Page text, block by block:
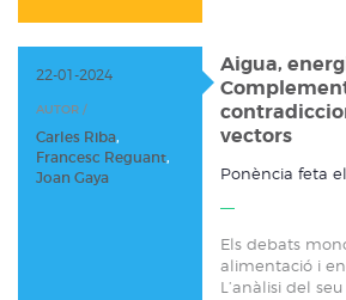
22-01-2024
AUTOR /
Carles Riba,
Francesc Reguant,
Joan Gaya
Aigua,
vectors
Ponència feta
Els debats
alimentació i
L’anàlisi del